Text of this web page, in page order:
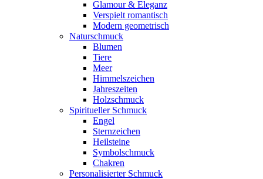
Glamour & Eleganz
Verspielt romantisch
Modern geometrisch
Naturschmuck
Blumen
Tiere
Meer
Himmelszeichen
Jahreszeiten
Holzschmuck
Spiritueller Schmuck
Engel
Sternzeichen
Heilsteine
Symbolschmuck
Chakren
Personalisierter Schmuck